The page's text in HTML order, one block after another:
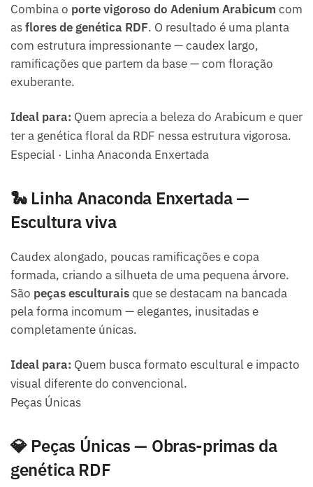
Combina o porte vigoroso do Adenium Arabicum com
asflores de genética RDF. O resultado é uma planta
com estrutura impressionante — caudex largo,
ramificações que partem da base — com floração
exuberante.
Ideal para: Quem aprecia a beleza do Arabicum e quer
ter a genética floral da RDF nessa estrutura vigorosa.
Especial · Linha Anaconda Enxertada
🐍 Linha Anaconda Enxertada —
Escultura viva
Caudex alongado, poucas ramificações e copa
formada, criando a silhueta de uma pequena árvore.
São peças esculturaisque se destacam na bancada
pela forma incomum — elegantes, inusitadas e
completamente únicas.
Ideal para: Quem busca formato escultural e impacto
visual diferente do convencional.
Peças Únicas
💎 Peças Únicas — Obras-primas da
genética RDF